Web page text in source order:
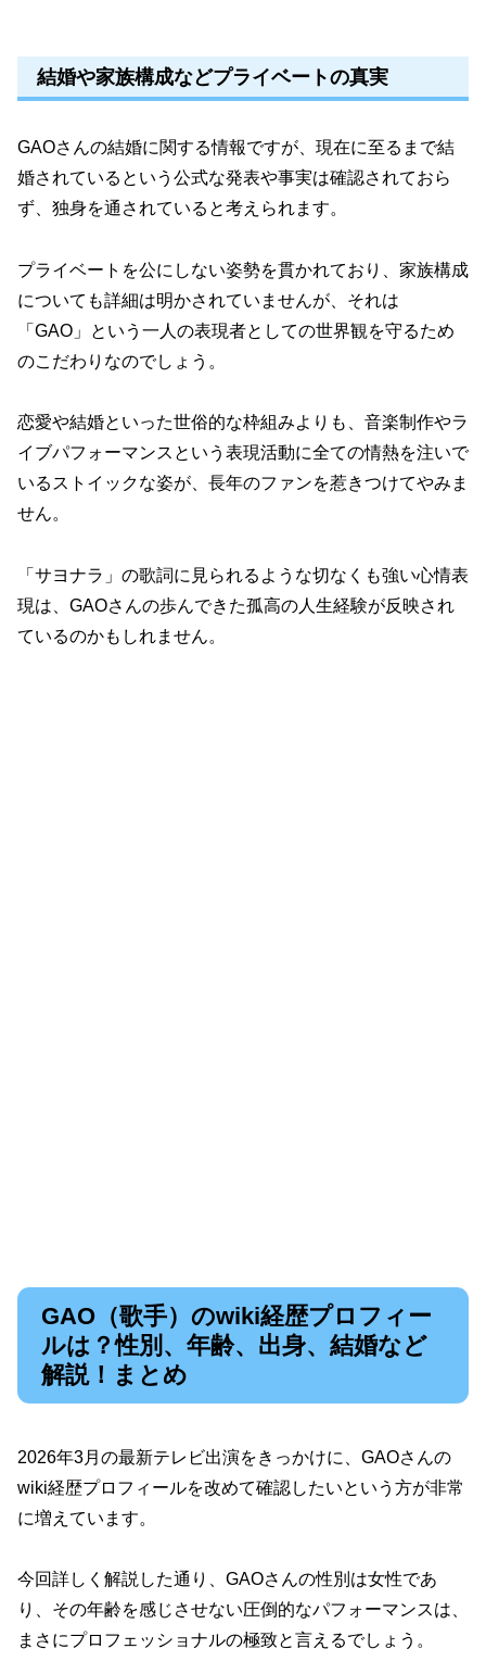
結婚や家族構成などプライベートの真実
GAOさんの結婚に関する情報ですが、現在に至るまで結
婚されているという公式な発表や事実は確認されておら
ず、独身を通されていると考えられます。
プライベートを公にしない姿勢を貫かれており、家族構成
についても詳細は明かされていませんが、それは
「GAO」という一人の表現者としての世界観を守るため
のこだわりなのでしょう。
恋愛や結婚といった世俗的な枠組みよりも、音楽制作やラ
イブパフォーマンスという表現活動に全ての情熱を注いで
いるストイックな姿が、長年のファンを惹きつけてやみま
せん。
「サヨナラ」の歌詞に見られるような切なくも強い心情表
現は、GAOさんの歩んできた孤高の人生経験が反映され
ているのかもしれません。
GAO（歌手）のwiki経歴プロフィー
ルは？性別、年齢、出身、結婚など
解説！まとめ
2026年3月の最新テレビ出演をきっかけに、GAOさんの
wiki経歴プロフィールを改めて確認したいという方が非常
に増えています。
今回詳しく解説した通り、GAOさんの性別は女性であ
り、その年齢を感じさせない圧倒的なパフォーマンスは、
まさにプロフェッショナルの極致と言えるでしょう。